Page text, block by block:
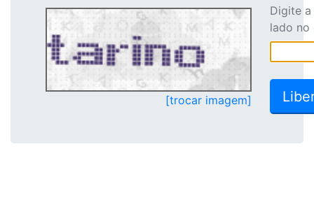
[trocar imagem]
Digite
lado no